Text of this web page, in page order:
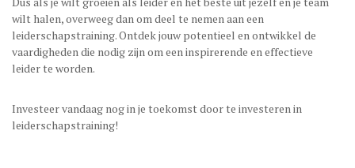
wilt halen, overweeg dan om deel te nemen aan een
leiderschapstraining. Ontdek jouw potentieel en ontwikkel de
vaardigheden die nodig zijn om een inspirerende en effectieve
leider te worden.
Investeer vandaag nog in je toekomst door te investeren in
leiderschapstraining!